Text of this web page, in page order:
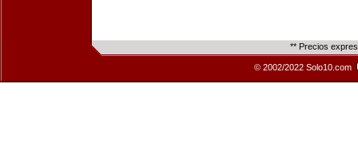
** Precios
© 2002/2022 Solo10.com